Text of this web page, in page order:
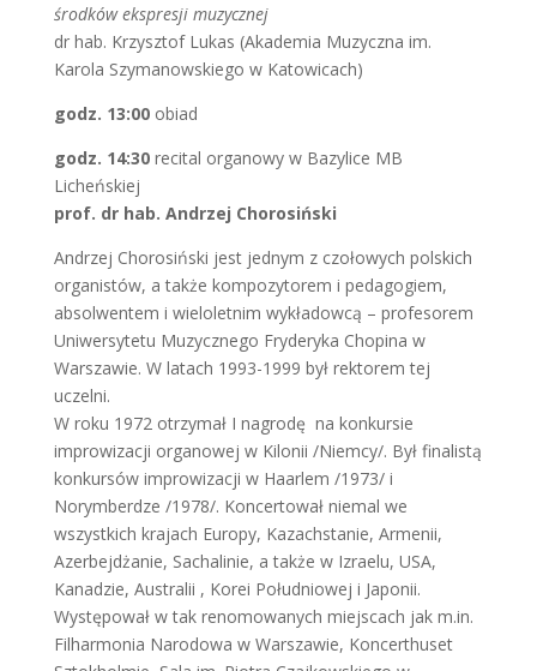
środków ekspresji muzycznej
dr hab. Krzysztof Lukas (Akademia Muzyczna im.
Karola Szymanowskiego w Katowicach)
godz. 13:00obiad
godz. 14:30recital organowy w Bazylice MB
Licheńskiej
prof. dr hab. Andrzej Chorosiński
Andrzej Chorosiński jest jednym z czołowych polskich
organistów, a także kompozytorem i pedagogiem,
absolwentem i wieloletnim wykładowcą – profesorem
Uniwersytetu Muzycznego Fryderyka Chopina w
Warszawie. W latach 1993-1999 był rektorem tej
uczelni.
W roku 1972 otrzymał I nagrodę na konkursie
improwizacji organowej w Kilonii /Niemcy/. Był finalistą
konkursów improwizacji w Haarlem /1973/ i
Norymberdze /1978/. Koncertował niemal we
wszystkich krajach Europy, Kazachstanie, Armenii,
Azerbejdżanie, Sachalinie, a także w Izraelu, USA,
Kanadzie, Australii , Korei Południowej i Japonii.
Występował w tak renomowanych miejscach jak m.in.
Filharmonia Narodowa w Warszawie, Koncerthuset